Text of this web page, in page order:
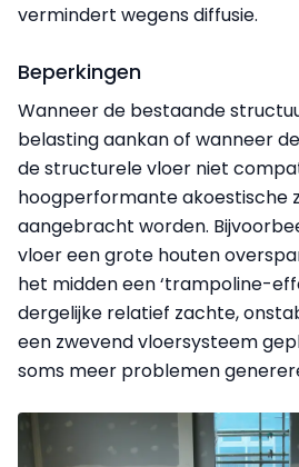
vermindert wegens diffusie.
Beperkingen
Wanneer de bestaande
belasting aankan of wanneer
de structurele vloer niet
hoogperformante akoestische
aangebracht worden.
vloer een grote houten
het midden een ‘trampoline-
dergelijke relatief zachte,
een zwevend vloersysteem
soms meer problemen